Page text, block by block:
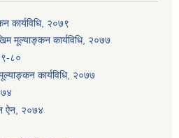
कार्यविधि, २०७९
मूल्याङ्कन कार्यविधि, २०७७
८०
कार्यविधि, २०७७
ऐन, २०७४